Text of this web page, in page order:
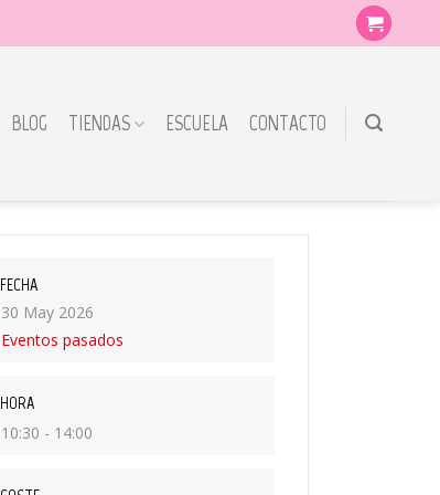
BLOG TIENDAS ESCUELA CONTACTO
FECHA
30 May 2026
Eventos pasados
HORA
10:30 - 14:00